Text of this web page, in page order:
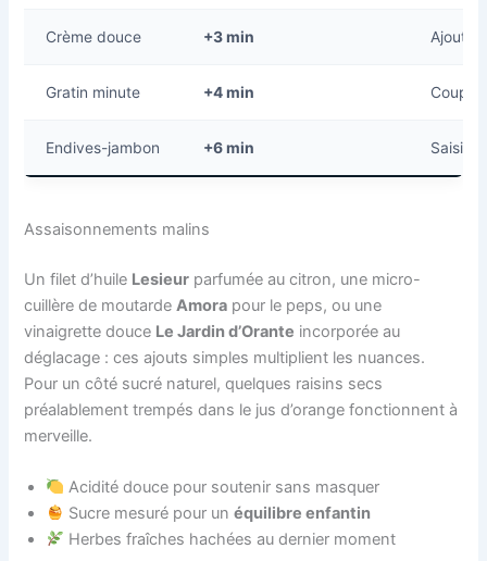
Crème douce +3 min Ajouter
Gratin minute +4 min
Endives-jambon +6 min Saisir
Assaisonnements malins
Un filet d’huile Lesieur parfumée au citron, une micro-
cuillère de moutarde Amora pour le peps, ou une
vinaigrette douce Le Jardin d’Orante incorporée au
déglacage : ces ajouts simples multiplient les nuances.
Pour un côté sucré naturel, quelques raisins secs
préalablement trempés dans le jus d’orange fonctionnent à
merveille.
Acidité douce pour soutenir sans masquer
Sucre mesuré pour unéquilibre enfantin
Herbes fraîches hachées au dernier moment